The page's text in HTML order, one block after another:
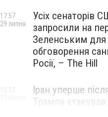
Усіх сенаторів
запросили на
Зеленським для
обговорення
Росії, – The Hill
17:57
29 липня
Іран уперше
Трампа
15:23